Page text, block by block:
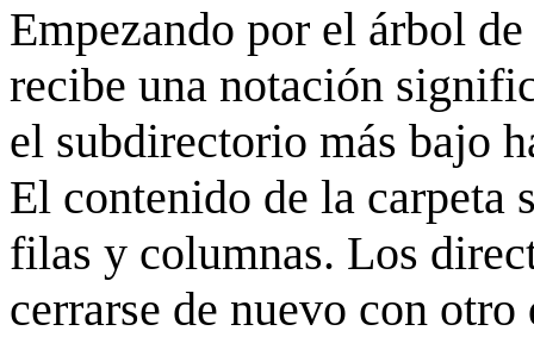
Empezando por el árbol
recibe una notación
el subdirectorio más bajo
El contenido de la carpeta
filas y columnas. Los
cerrarse de nuevo con